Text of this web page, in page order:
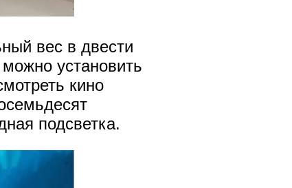
вес в двести
установить
кино
подсветка.